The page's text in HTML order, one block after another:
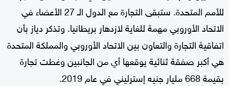
للأمم المتحدة. ستبقى التجارة مع الدول الـ 27 الأعضاء في
الاتحاد الأوروبي مهمة للغاية لازدهار بريطانيا. وتذكر دياز بأن
اتفاقية التجارة والتعاون بين الاتحاد الأوروبي والمملكة المتحدة
هي أكبر صفقة ثنائية يوقعها أي من الجانبين وغطت تجارة
بقيمة 668 مليار جنيه إسترليني في عام 2019.